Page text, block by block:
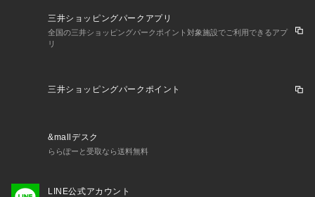
予告なく変更することがあります。あらかじめご了承くださ
い。2025年春夏モデル 2025ssmodel ニューバランス new bal
ance newbalance スーパースポーツゼビオ ゼビオ Super Spo
ツウェア ショーツ newitem2504 ss25cp06 25sokkan_mens
三井ショッピングパークアプリ
全国の三井ショッピングパークポイント対象施設でご利用できるアプ
リ
三井ショッピングパークポイント
&mallデスク
ららぽーと受取なら送料無料
LINE公式アカウント